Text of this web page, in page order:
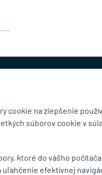
O Spoločnosti
Blog
cookie na zlepšenie
súborov cookie v
ktoré do vášho
efektívnej